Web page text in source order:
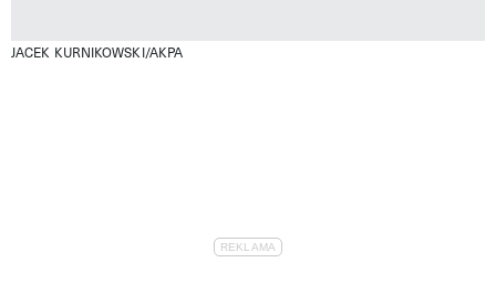
JACEK KURNIKOWSKI/AKPA